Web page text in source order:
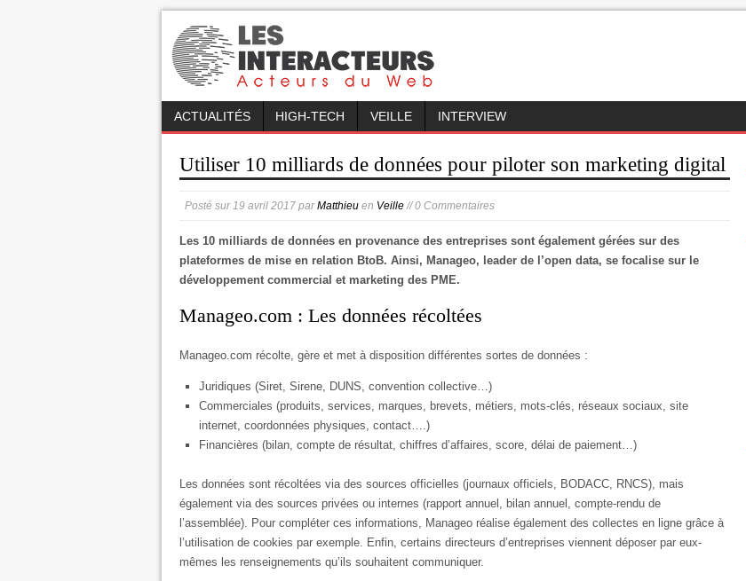
ACTUALITÉS HIGH-TECH VEILLE INTERVIEW
Utiliser 10 milliards de données pour piloter son marketing digital
Posté sur19 avril 2017 parMatthieu en Veille// 0 Commentaires
Les 10 milliards de données en provenance des entreprises sont également gérées sur des
plateformes de mise en relation BtoB. Ainsi, Manageo, leader de l’open data, se focalise sur le
développement commercial et marketing des PME.
Manageo.com : Les données récoltées
Manageo.com récolte, gère et met à disposition différentes sortes de données :
Juridiques (Siret, Sirene, DUNS, convention collective…)
Commerciales (produits, services, marques, brevets, métiers, mots-clés, réseaux sociaux, site
internet, coordonnées physiques, contact….)
Financières (bilan, compte de résultat, chiffres d’affaires, score, délai de paiement…)
Les données sont récoltées via des sources officielles (journaux officiels, BODACC, RNCS), mais
également via des sources privées ou internes (rapport annuel, bilan annuel, compte-rendu de
l’assemblée). Pour compléter ces informations, Manageo réalise également des collectes en ligne grâce à
l’utilisation de cookies par exemple. Enfin, certains directeurs d’entreprises viennent déposer par eux-
mêmes les renseignements qu’ils souhaitent communiquer.